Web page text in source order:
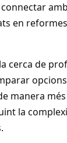
en
cerca de
manera
la